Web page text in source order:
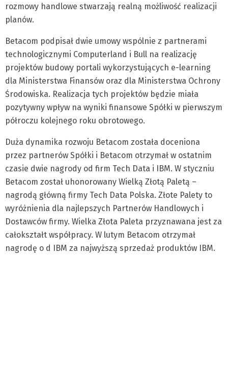
rozmowy handlowe stwarzają realną możliwość realizacji
planów.
Betacom podpisał dwie umowy wspólnie z partnerami
technologicznymi Computerland i Bull na realizację
projektów budowy portali wykorzystujących e-learning
dla Ministerstwa Finansów oraz dla Ministerstwa Ochrony
Środowiska. Realizacja tych projektów będzie miała
pozytywny wpływ na wyniki finansowe Spółki w pierwszym
półroczu kolejnego roku obrotowego.
Duża dynamika rozwoju Betacom została doceniona
przez partnerów Spółki i Betacom otrzymał w ostatnim
czasie dwie nagrody od firm Tech Data i IBM. W styczniu
Betacom został uhonorowany Wielką Złotą Paletą –
nagrodą główną firmy Tech Data Polska. Złote Palety to
wyróżnienia dla najlepszych Partnerów Handlowych i
Dostawców firmy. Wielka Złota Paleta przyznawana jest za
całokształt współpracy. W lutym Betacom otrzymał
nagrodę o d IBM za najwyższą sprzedaż produktów IBM.